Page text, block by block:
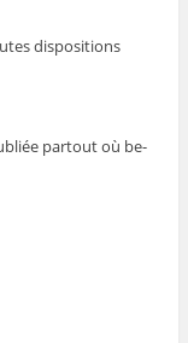
dispositions
partout où be-